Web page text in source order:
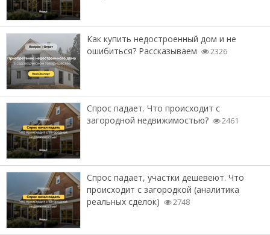
Как купить недостроенный дом и не
ошибиться? Рассказываем
2326
Спрос падает. Что происходит с
загородной недвижимостью?
2461
Спрос падает, участки дешевеют. Что
происходит с загородкой (аналитика
реальных сделок)
2748